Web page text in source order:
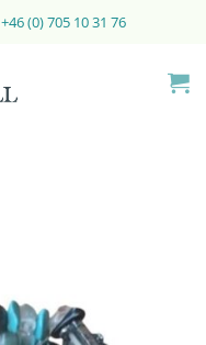
+46 (0) 705 10 31 76